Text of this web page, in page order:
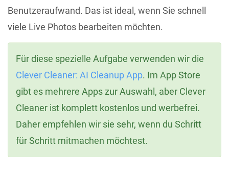
Benutzeraufwand. Das ist ideal, wenn Sie schnell
viele Live Photos bearbeiten möchten.
Für diese spezielle Aufgabe verwenden wir die
Clever Cleaner: AI Cleanup App. Im App Store
gibt es mehrere Apps zur Auswahl, aber Clever
Cleaner ist komplett kostenlos und werbefrei.
Daher empfehlen wir sie sehr, wenn du Schritt
für Schritt mitmachen möchtest.